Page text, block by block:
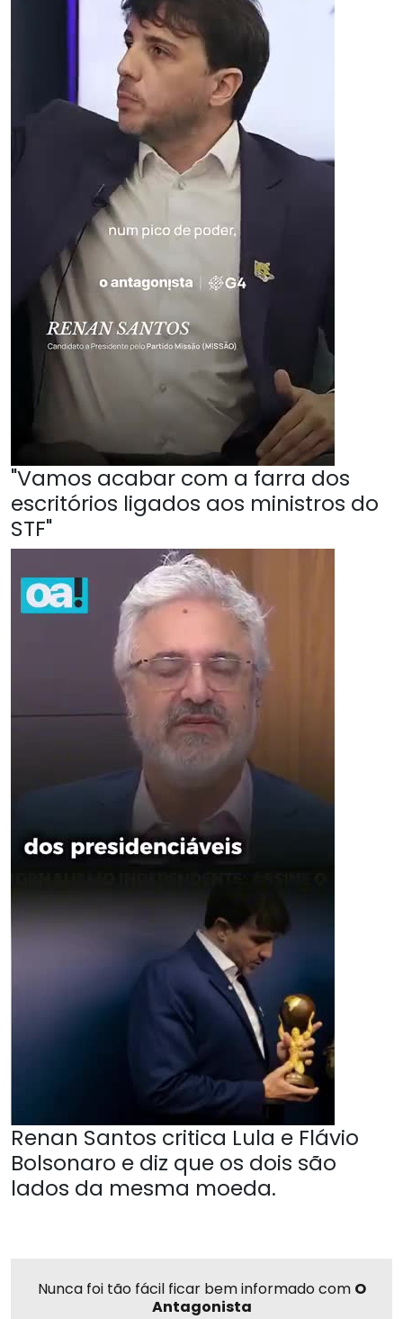
"Vamos acabar com a farra dos
escritórios ligados aos ministros do
STF"
Renan Santos critica Lula e Flávio
Bolsonaro e diz que os dois são
lados da mesma moeda.
Nunca foi tão fácil ficar bem informado com O
Antagonista